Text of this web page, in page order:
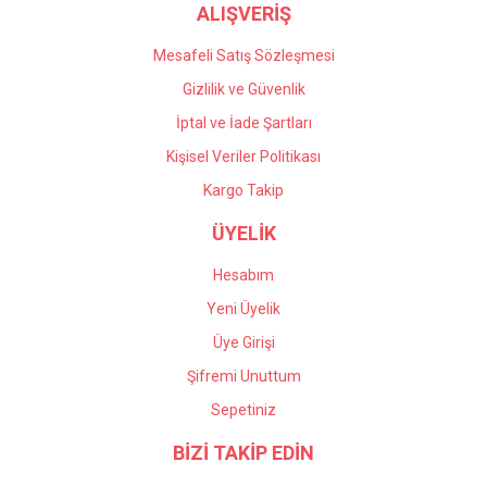
ALIŞVERİŞ
Mesafeli Satış Sözleşmesi
Gizlilik ve Güvenlik
İptal ve İade Şartları
Kişisel Veriler Politikası
Kargo Takip
ÜYELİK
Hesabım
Yeni Üyelik
Üye Girişi
Şifremi Unuttum
Sepetiniz
BİZİ TAKİP EDİN